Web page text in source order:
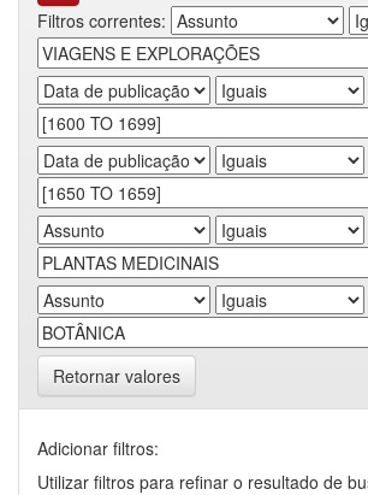
Filtros correntes:
Retornar valores
Adicionar filtros:
Utilizar filtros para refinar o resultado de